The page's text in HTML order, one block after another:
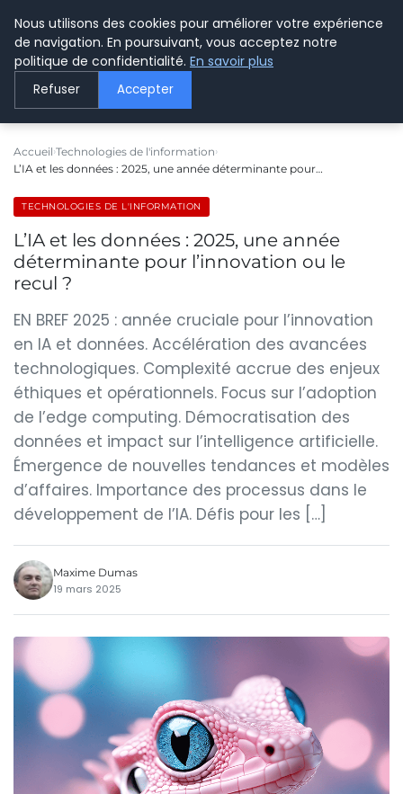
LE WEBMARKETING
Accueil Technologies de l'information
L’IA et les données : 2025, une année déterminante pour…
TECHNOLOGIES DE L'INFORMATION
L’IA et les données : 2025, une année
déterminante pour l’innovation ou le
recul ?
EN BREF 2025 : année cruciale pour l’innovation
en IA et données. Accélération des avancées
technologiques. Complexité accrue des enjeux
éthiques et opérationnels. Focus sur l’adoption
de l’edge computing. Démocratisation des
données et impact sur l’intelligence artificielle.
Émergence de nouvelles tendances et modèles
d’affaires. Importance des processus dans le
développement de l’IA. Défis pour les […]
Maxime Dumas
19 mars 2025
Nous utilisons des cookies pour améliorer votre expérience
de navigation. En poursuivant, vous acceptez notre
politique de confidentialité. En savoir plus
Refuser Accepter